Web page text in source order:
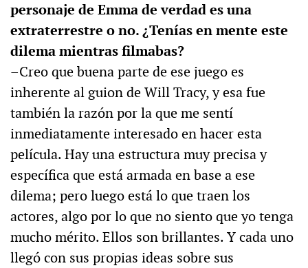
personaje de Emma de verdad es una
extraterrestre o no. ¿Tenías en mente este
dilema mientras filmabas?
–Creo que buena parte de ese juego es
inherente al guion de Will Tracy, y esa fue
también la razón por la que me sentí
inmediatamente interesado en hacer esta
película. Hay una estructura muy precisa y
específica que está armada en base a ese
dilema; pero luego está lo que traen los
actores, algo por lo que no siento que yo tenga
mucho mérito. Ellos son brillantes. Y cada uno
llegó con sus propias ideas sobre sus